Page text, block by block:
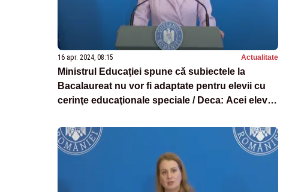
16 apr. 2024, 08:15 Actualitate
Ministrul Educaţiei spune că subiectele la
Bacalaureat nu vor fi adaptate pentru elevii cu
cerinţe educaţionale speciale / Deca: Acei elevii
intelectuală sporită